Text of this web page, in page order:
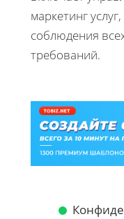
маркетинг
соблюдения
требований.